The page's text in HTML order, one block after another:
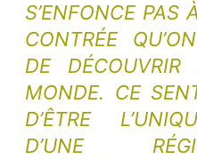
S’ENFONCE PAS
CONTRÉE
DE
MONDE. CE
D’ÊTRE
D’UNE